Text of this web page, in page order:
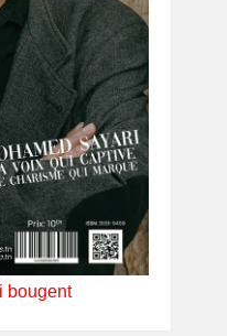
bougent